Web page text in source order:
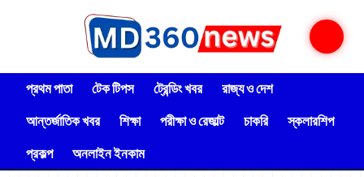
প্রথম পাতা টেক টিপস ট্রেন্ডিং খবর
রাজ্য ও দেশ
আন্তর্জাতিক খবর
শিক্ষা পরীক্ষা ও রেজাল্ট চাকরি
স্কলারশিপ
প্রকল্প
অনলাইন ইনকাম